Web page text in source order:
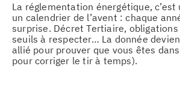
La réglementation énergétique, c’est
un calendrier de l’avent : chaque
surprise. Décret Tertiaire,
seuils à respecter… La donnée
allié pour prouver que vous êtes
pour corriger le tir à temps).